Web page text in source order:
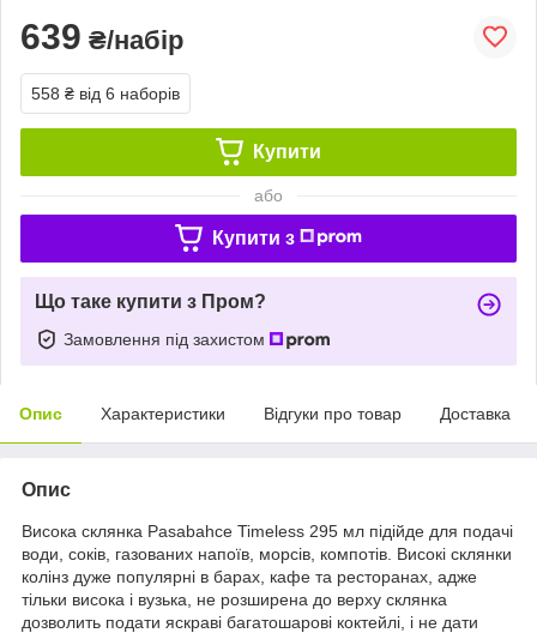
639 ₴/набір
558 ₴ від 6 наборів
Купити
або
Купити з
Що таке купити з Пром?
Замовлення під захистом
Опис Характеристики Відгуки про товар Доставка
Опис
Висока склянка Pasabahce Timeless 295 мл підійде для подачі
води, соків, газованих напоїв, морсів, компотів. Високі склянки
колінз дуже популярні в барах, кафе та ресторанах, адже
тільки висока і вузька, не розширена до верху склянка
дозволить подати яскраві багатошарові коктейлі, і не дати